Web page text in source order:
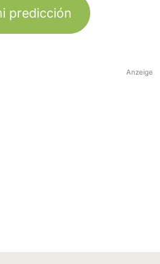
predicción
Anzeige